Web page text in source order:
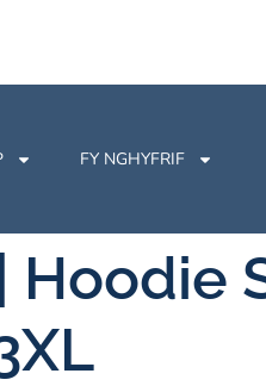
FY NGHYFRIF
Hoodie